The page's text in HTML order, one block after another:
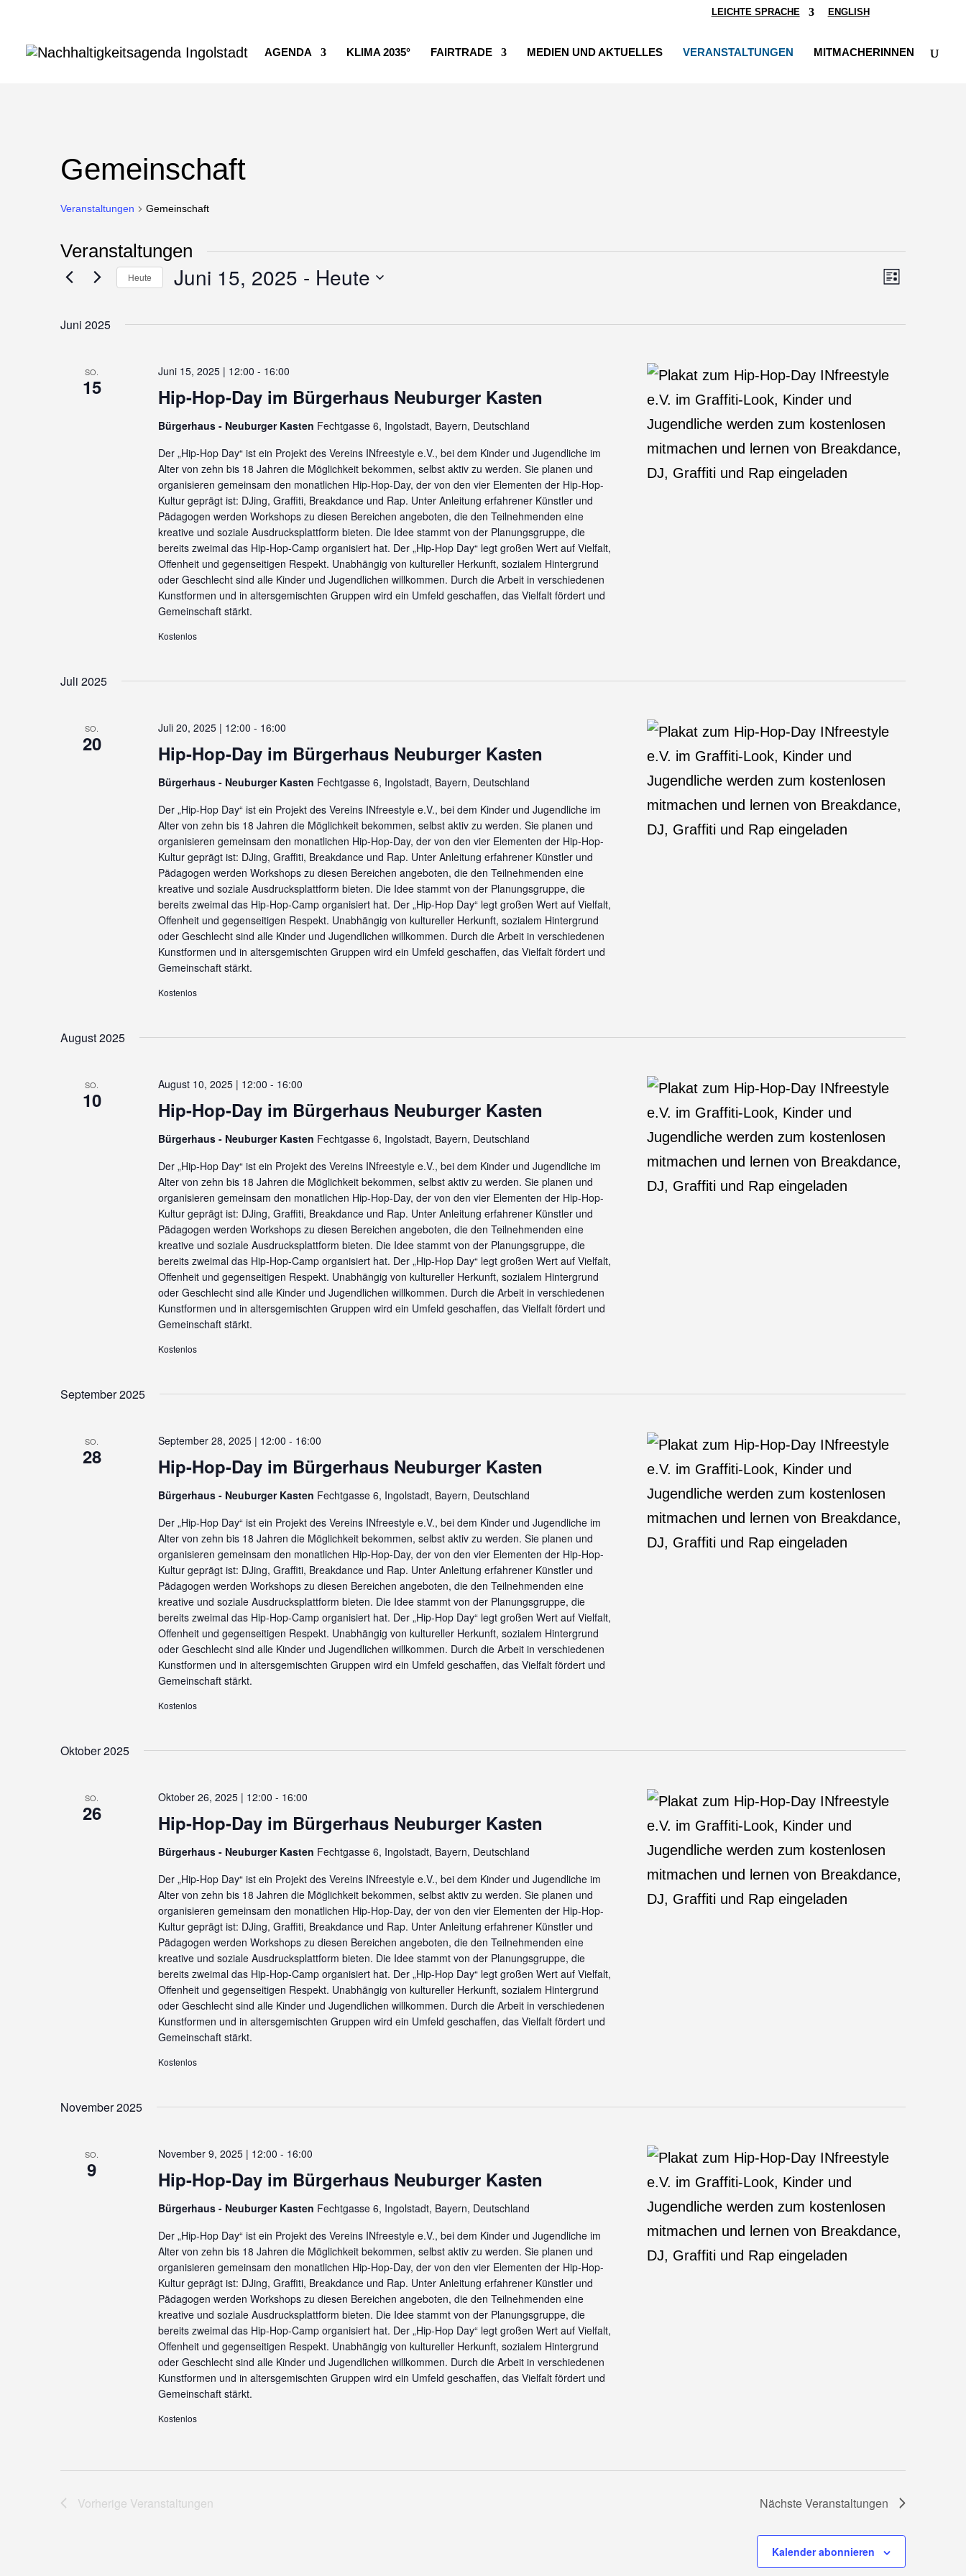
LEICHTE SPRACHE ENGLISH
AGENDA KLIMA 2035° FAIRTRADE MEDIEN UND AKTUELLES VERANSTALTUNGEN MITMACHERINNEN
Gemeinschaft
Veranstaltungen Gemeinschaft
Veranstaltungen
Ansichten-
Liste
Heute Juni 15, 2025 - Heute
wählen.
Juni 2025
SO.
15 Hip-Hop-Day im Bürgerhaus Neuburger Kasten
Juni 15, 2025 | 12:00 - 16:00
Bürgerhaus - Neuburger Kasten Fechtgasse 6, Ingolstadt, Bayern, Deutschland
Der „Hip-Hop Day“ ist ein Projekt des Vereins INfreestyle e.V., bei dem Kinder und Jugendliche im
Alter von zehn bis 18 Jahren die Möglichkeit bekommen, selbst aktiv zu werden. Sie planen und
organisieren gemeinsam den monatlichen Hip-Hop-Day, der von den vier Elementen der Hip-Hop-
Kultur geprägt ist: DJing, Graffiti, Breakdance und Rap. Unter Anleitung erfahrener Künstler und
Pädagogen werden Workshops zu diesen Bereichen angeboten, die den Teilnehmenden eine
kreative und soziale Ausdrucksplattform bieten. Die Idee stammt von der Planungsgruppe, die
bereits zweimal das Hip-Hop-Camp organisiert hat. Der „Hip-Hop Day“ legt großen Wert auf Vielfalt,
Offenheit und gegenseitigen Respekt. Unabhängig von kultureller Herkunft, sozialem Hintergrund
oder Geschlecht sind alle Kinder und Jugendlichen willkommen. Durch die Arbeit in verschiedenen
Kunstformen und in altersgemischten Gruppen wird ein Umfeld geschaffen, das Vielfalt fördert und
Gemeinschaft stärkt.
Kostenlos
Juli 2025
SO.
20 Hip-Hop-Day im Bürgerhaus Neuburger Kasten
Juli 20, 2025 | 12:00 - 16:00
Bürgerhaus - Neuburger Kasten Fechtgasse 6, Ingolstadt, Bayern, Deutschland
Der „Hip-Hop Day“ ist ein Projekt des Vereins INfreestyle e.V., bei dem Kinder und Jugendliche im
Alter von zehn bis 18 Jahren die Möglichkeit bekommen, selbst aktiv zu werden. Sie planen und
organisieren gemeinsam den monatlichen Hip-Hop-Day, der von den vier Elementen der Hip-Hop-
Kultur geprägt ist: DJing, Graffiti, Breakdance und Rap. Unter Anleitung erfahrener Künstler und
Pädagogen werden Workshops zu diesen Bereichen angeboten, die den Teilnehmenden eine
kreative und soziale Ausdrucksplattform bieten. Die Idee stammt von der Planungsgruppe, die
bereits zweimal das Hip-Hop-Camp organisiert hat. Der „Hip-Hop Day“ legt großen Wert auf Vielfalt,
Offenheit und gegenseitigen Respekt. Unabhängig von kultureller Herkunft, sozialem Hintergrund
oder Geschlecht sind alle Kinder und Jugendlichen willkommen. Durch die Arbeit in verschiedenen
Kunstformen und in altersgemischten Gruppen wird ein Umfeld geschaffen, das Vielfalt fördert und
Gemeinschaft stärkt.
Kostenlos
August 2025
SO.
10 Hip-Hop-Day im Bürgerhaus Neuburger Kasten
August 10, 2025 | 12:00 - 16:00
Bürgerhaus - Neuburger Kasten Fechtgasse 6, Ingolstadt, Bayern, Deutschland
Der „Hip-Hop Day“ ist ein Projekt des Vereins INfreestyle e.V., bei dem Kinder und Jugendliche im
Alter von zehn bis 18 Jahren die Möglichkeit bekommen, selbst aktiv zu werden. Sie planen und
organisieren gemeinsam den monatlichen Hip-Hop-Day, der von den vier Elementen der Hip-Hop-
Kultur geprägt ist: DJing, Graffiti, Breakdance und Rap. Unter Anleitung erfahrener Künstler und
Pädagogen werden Workshops zu diesen Bereichen angeboten, die den Teilnehmenden eine
kreative und soziale Ausdrucksplattform bieten. Die Idee stammt von der Planungsgruppe, die
bereits zweimal das Hip-Hop-Camp organisiert hat. Der „Hip-Hop Day“ legt großen Wert auf Vielfalt,
Offenheit und gegenseitigen Respekt. Unabhängig von kultureller Herkunft, sozialem Hintergrund
oder Geschlecht sind alle Kinder und Jugendlichen willkommen. Durch die Arbeit in verschiedenen
Kunstformen und in altersgemischten Gruppen wird ein Umfeld geschaffen, das Vielfalt fördert und
Gemeinschaft stärkt.
Kostenlos
September 2025
SO.
28 Hip-Hop-Day im Bürgerhaus Neuburger Kasten
September 28, 2025 | 12:00 - 16:00
Bürgerhaus - Neuburger Kasten Fechtgasse 6, Ingolstadt, Bayern, Deutschland
Der „Hip-Hop Day“ ist ein Projekt des Vereins INfreestyle e.V., bei dem Kinder und Jugendliche im
Alter von zehn bis 18 Jahren die Möglichkeit bekommen, selbst aktiv zu werden. Sie planen und
organisieren gemeinsam den monatlichen Hip-Hop-Day, der von den vier Elementen der Hip-Hop-
Kultur geprägt ist: DJing, Graffiti, Breakdance und Rap. Unter Anleitung erfahrener Künstler und
Pädagogen werden Workshops zu diesen Bereichen angeboten, die den Teilnehmenden eine
kreative und soziale Ausdrucksplattform bieten. Die Idee stammt von der Planungsgruppe, die
bereits zweimal das Hip-Hop-Camp organisiert hat. Der „Hip-Hop Day“ legt großen Wert auf Vielfalt,
Offenheit und gegenseitigen Respekt. Unabhängig von kultureller Herkunft, sozialem Hintergrund
oder Geschlecht sind alle Kinder und Jugendlichen willkommen. Durch die Arbeit in verschiedenen
Kunstformen und in altersgemischten Gruppen wird ein Umfeld geschaffen, das Vielfalt fördert und
Gemeinschaft stärkt.
Kostenlos
Oktober 2025
SO.
26 Hip-Hop-Day im Bürgerhaus Neuburger Kasten
Oktober 26, 2025 | 12:00 - 16:00
Bürgerhaus - Neuburger Kasten Fechtgasse 6, Ingolstadt, Bayern, Deutschland
Der „Hip-Hop Day“ ist ein Projekt des Vereins INfreestyle e.V., bei dem Kinder und Jugendliche im
Alter von zehn bis 18 Jahren die Möglichkeit bekommen, selbst aktiv zu werden. Sie planen und
organisieren gemeinsam den monatlichen Hip-Hop-Day, der von den vier Elementen der Hip-Hop-
Kultur geprägt ist: DJing, Graffiti, Breakdance und Rap. Unter Anleitung erfahrener Künstler und
Pädagogen werden Workshops zu diesen Bereichen angeboten, die den Teilnehmenden eine
kreative und soziale Ausdrucksplattform bieten. Die Idee stammt von der Planungsgruppe, die
bereits zweimal das Hip-Hop-Camp organisiert hat. Der „Hip-Hop Day“ legt großen Wert auf Vielfalt,
Offenheit und gegenseitigen Respekt. Unabhängig von kultureller Herkunft, sozialem Hintergrund
oder Geschlecht sind alle Kinder und Jugendlichen willkommen. Durch die Arbeit in verschiedenen
Kunstformen und in altersgemischten Gruppen wird ein Umfeld geschaffen, das Vielfalt fördert und
Gemeinschaft stärkt.
Kostenlos
November 2025
SO.
9 Hip-Hop-Day im Bürgerhaus Neuburger Kasten
November 9, 2025 | 12:00 - 16:00
Bürgerhaus - Neuburger Kasten Fechtgasse 6, Ingolstadt, Bayern, Deutschland
Der „Hip-Hop Day“ ist ein Projekt des Vereins INfreestyle e.V., bei dem Kinder und Jugendliche im
Alter von zehn bis 18 Jahren die Möglichkeit bekommen, selbst aktiv zu werden. Sie planen und
organisieren gemeinsam den monatlichen Hip-Hop-Day, der von den vier Elementen der Hip-Hop-
Kultur geprägt ist: DJing, Graffiti, Breakdance und Rap. Unter Anleitung erfahrener Künstler und
Pädagogen werden Workshops zu diesen Bereichen angeboten, die den Teilnehmenden eine
kreative und soziale Ausdrucksplattform bieten. Die Idee stammt von der Planungsgruppe, die
bereits zweimal das Hip-Hop-Camp organisiert hat. Der „Hip-Hop Day“ legt großen Wert auf Vielfalt,
Offenheit und gegenseitigen Respekt. Unabhängig von kultureller Herkunft, sozialem Hintergrund
oder Geschlecht sind alle Kinder und Jugendlichen willkommen. Durch die Arbeit in verschiedenen
Kunstformen und in altersgemischten Gruppen wird ein Umfeld geschaffen, das Vielfalt fördert und
Gemeinschaft stärkt.
Kostenlos
Vorherige Veranstaltungen NächsteVeranstaltungen
Kalender abonnieren